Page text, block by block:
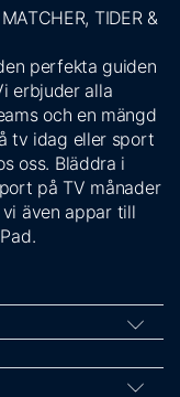
TIDER &
perfekta guiden
erbjuder alla
och en mängd
tv idag eller sport
oss. Bläddra i
på TV månader
även appar till